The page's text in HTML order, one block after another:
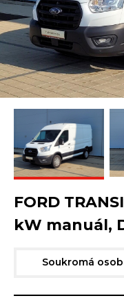
FORD
kW manuál,
Soukromá